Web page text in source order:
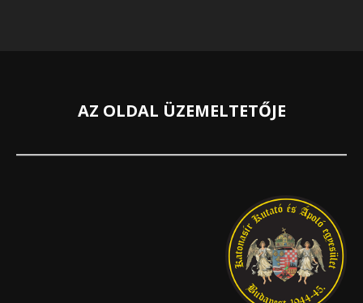
AZ OLDAL ÜZEMELTETŐJE